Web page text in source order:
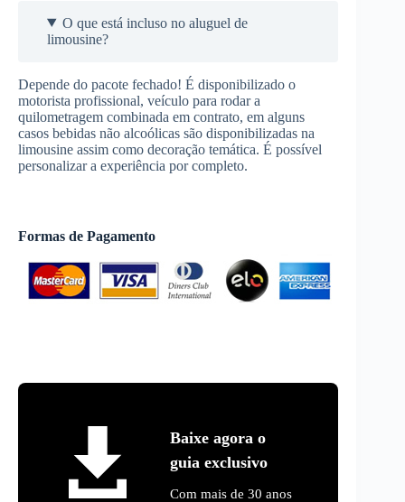
O que está incluso no aluguel de
limousine?
Depende do pacote fechado! É disponibilizado o
motorista profissional, veículo para rodar a
quilometragem combinada em contrato, em alguns
casos bebidas não alcoólicas são disponibilizadas na
limousine assim como decoração temática. É possível
personalizar a experiência por completo.
Formas de Pagamento
Baixe agora o
guia exclusivo
Com mais de 30 anos